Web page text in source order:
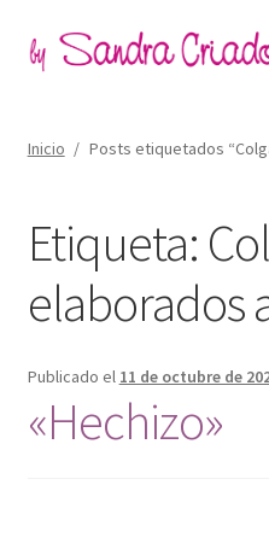
Ir
Ir
Blog
Filosofía de marca
Contacto
Mi cuenta
Inicio / Posts etiquetados
Etiqueta:
elaborados
Publicado el 11 de octubre de
«Hechizo»